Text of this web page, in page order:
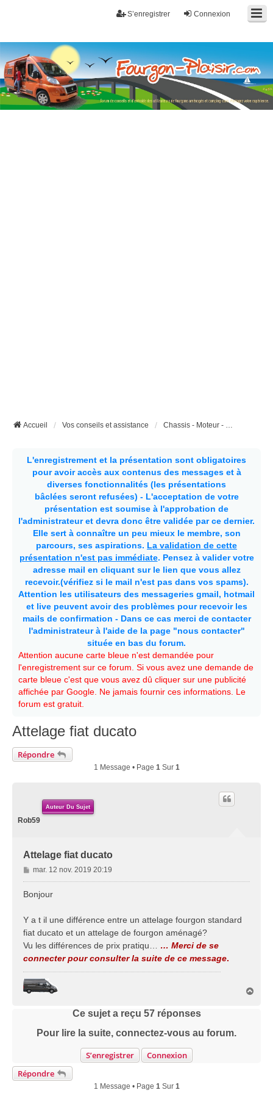
Connexion
S’enregistrer
Fourgon-plaisir.com
Forum de conseils et d'entraide des utilisateurs de fourgons, fourgons
aménagés, vans et de camping-car. Partagez votre expérience.
Accueil Vos conseils et assistance Chassis - Moteur - Carrosserie - etc...
L'enregistrement et la présentation sont obligatoires
pour avoir accès aux contenus des messages et à
diverses fonctionnalités (les présentations
bâclées seront refusées) - L'acceptation de votre
présentation est soumise à l'approbation de
l'administrateur et devra donc être validée par ce dernier.
Elle sert à connaître un peu mieux le membre, son
parcours, ses aspirations. La validation de cette
présentation n'est pas immédiate. Pensez à valider votre
adresse mail en cliquant sur le lien que vous allez
recevoir.(vérifiez si le mail n'est pas dans vos spams).
Attention les utilisateurs des messageries gmail, hotmail
et live peuvent avoir des problèmes pour recevoir les
mails de confirmation - Dans ce cas merci de contacter
l'administrateur à l'aide de la page "nous contacter"
située en bas du forum.
Attention aucune carte bleue n'est demandée pour
l'enregistrement sur ce forum. Si vous avez une demande de
carte bleue c'est que vous avez dû cliquer sur une publicité
affichée par Google. Ne jamais fournir ces informations. Le
forum est gratuit.
Attelage fiat ducato
Répondre
1 Message • Page 1Sur 1
Auteur Du Sujet
Rob59
Attelage fiat ducato
M
e
g
e
mar. 12 nov. 2019 20:19
Bonjour
Y a t il une différence entre un attelage fourgon standard
fiat ducato et un attelage de fourgon aménagé?
Vu les différences de prix pratiqu…
… Merci de se
connecter pour consulter la suite de ce message.
Ce sujet a reçu 57réponses
Pour lire la suite, connectez-vous au forum.
S’enregistrer
Connexion
Répondre
1 Message • Page 1 Sur 1